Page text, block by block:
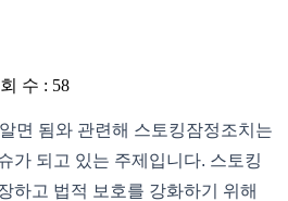
수 : 58
면 됨와 관련해 스토킹잠정조치는
가 되고 있는 주제입니다. 스토킹
하고 법적 보호를 강화하기 위해